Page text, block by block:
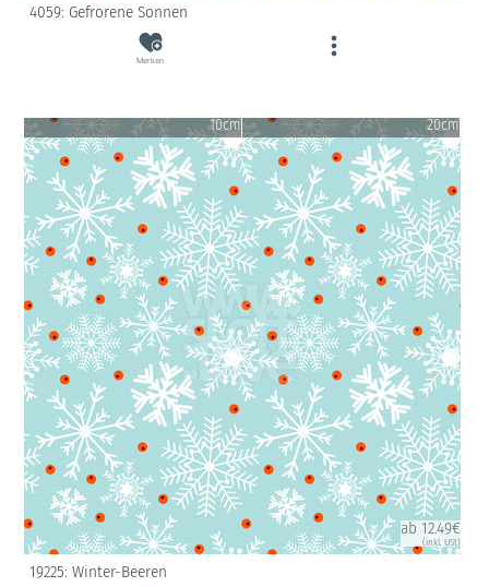
4059: Gefrorene Sonnen
Merken
10cm 20cm
ab 12.49€
(inkl. USt)
19225: Winter-Beeren